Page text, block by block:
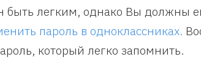
быть легким, однако Вы должны
пароль в одноклассниках.
который легко запомнить.